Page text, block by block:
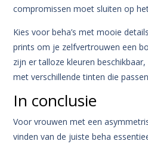
compromissen moet sluiten op
Kies voor beha’s met mooie
prints om je zelfvertrouwen een
zijn er talloze kleuren
met verschillende tinten die
In conclusie
Voor vrouwen met een
vinden van de juiste beha